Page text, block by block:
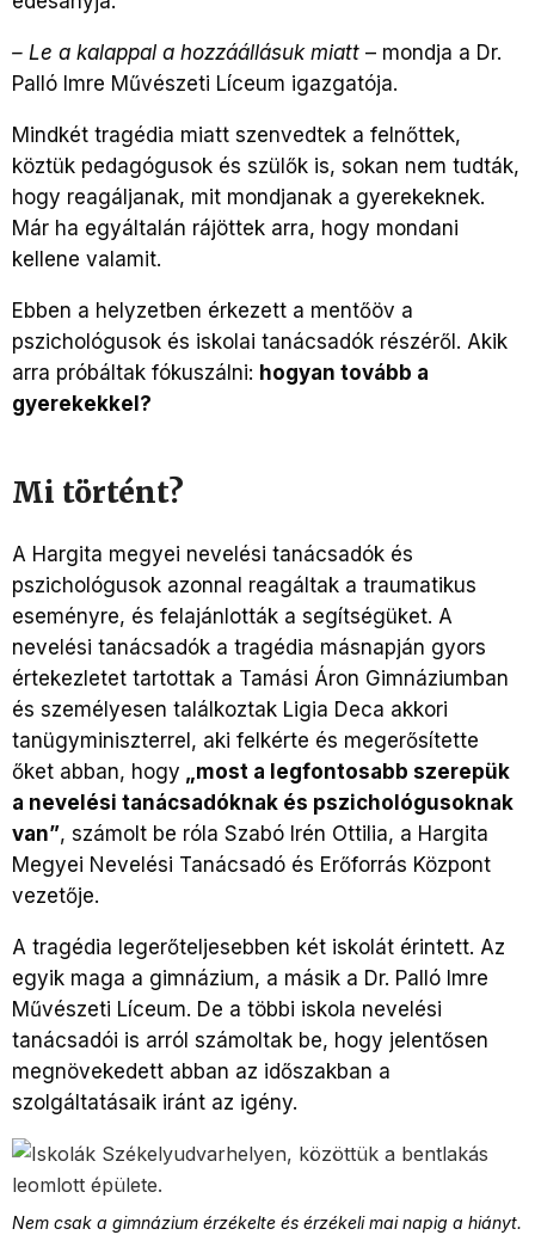
– Le a kalappal a hozzáállásuk miatt – mondja a Dr.
Palló Imre Művészeti Líceum igazgatója.
Mindkét tragédia miatt szenvedtek a felnőttek,
köztük pedagógusok és szülők is, sokan nem tudták,
hogy reagáljanak, mit mondjanak a gyerekeknek.
Már ha egyáltalán rájöttek arra, hogy mondani
kellene valamit.
Ebben a helyzetben érkezett a mentőöv a
pszichológusok és iskolai tanácsadók részéről. Akik
arra próbáltak fókuszálni: hogyan tovább a
gyerekekkel?
Mi történt?
A Hargita megyei nevelési tanácsadók és
pszichológusok azonnal reagáltak a traumatikus
eseményre, és felajánlották a segítségüket. A
nevelési tanácsadók a tragédia másnapján gyors
értekezletet tartottak a Tamási Áron Gimnáziumban
és személyesen találkoztak Ligia Deca akkori
tanügyminiszterrel, aki felkérte és megerősítette
őket abban, hogy „most a legfontosabb szerepük
a nevelési tanácsadóknak és pszichológusoknak
van”, számolt be róla Szabó Irén Ottilia, a Hargita
Megyei Nevelési Tanácsadó és Erőforrás Központ
vezetője.
A tragédia legerőteljesebben két iskolát érintett. Az
egyik maga a gimnázium, a másik a Dr. Palló Imre
Művészeti Líceum. De a többi iskola nevelési
tanácsadói is arról számoltak be, hogy jelentősen
megnövekedett abban az időszakban a
szolgáltatásaik iránt az igény.
Nem csak a gimnázium érzékelte és érzékeli mai napig a hiányt.